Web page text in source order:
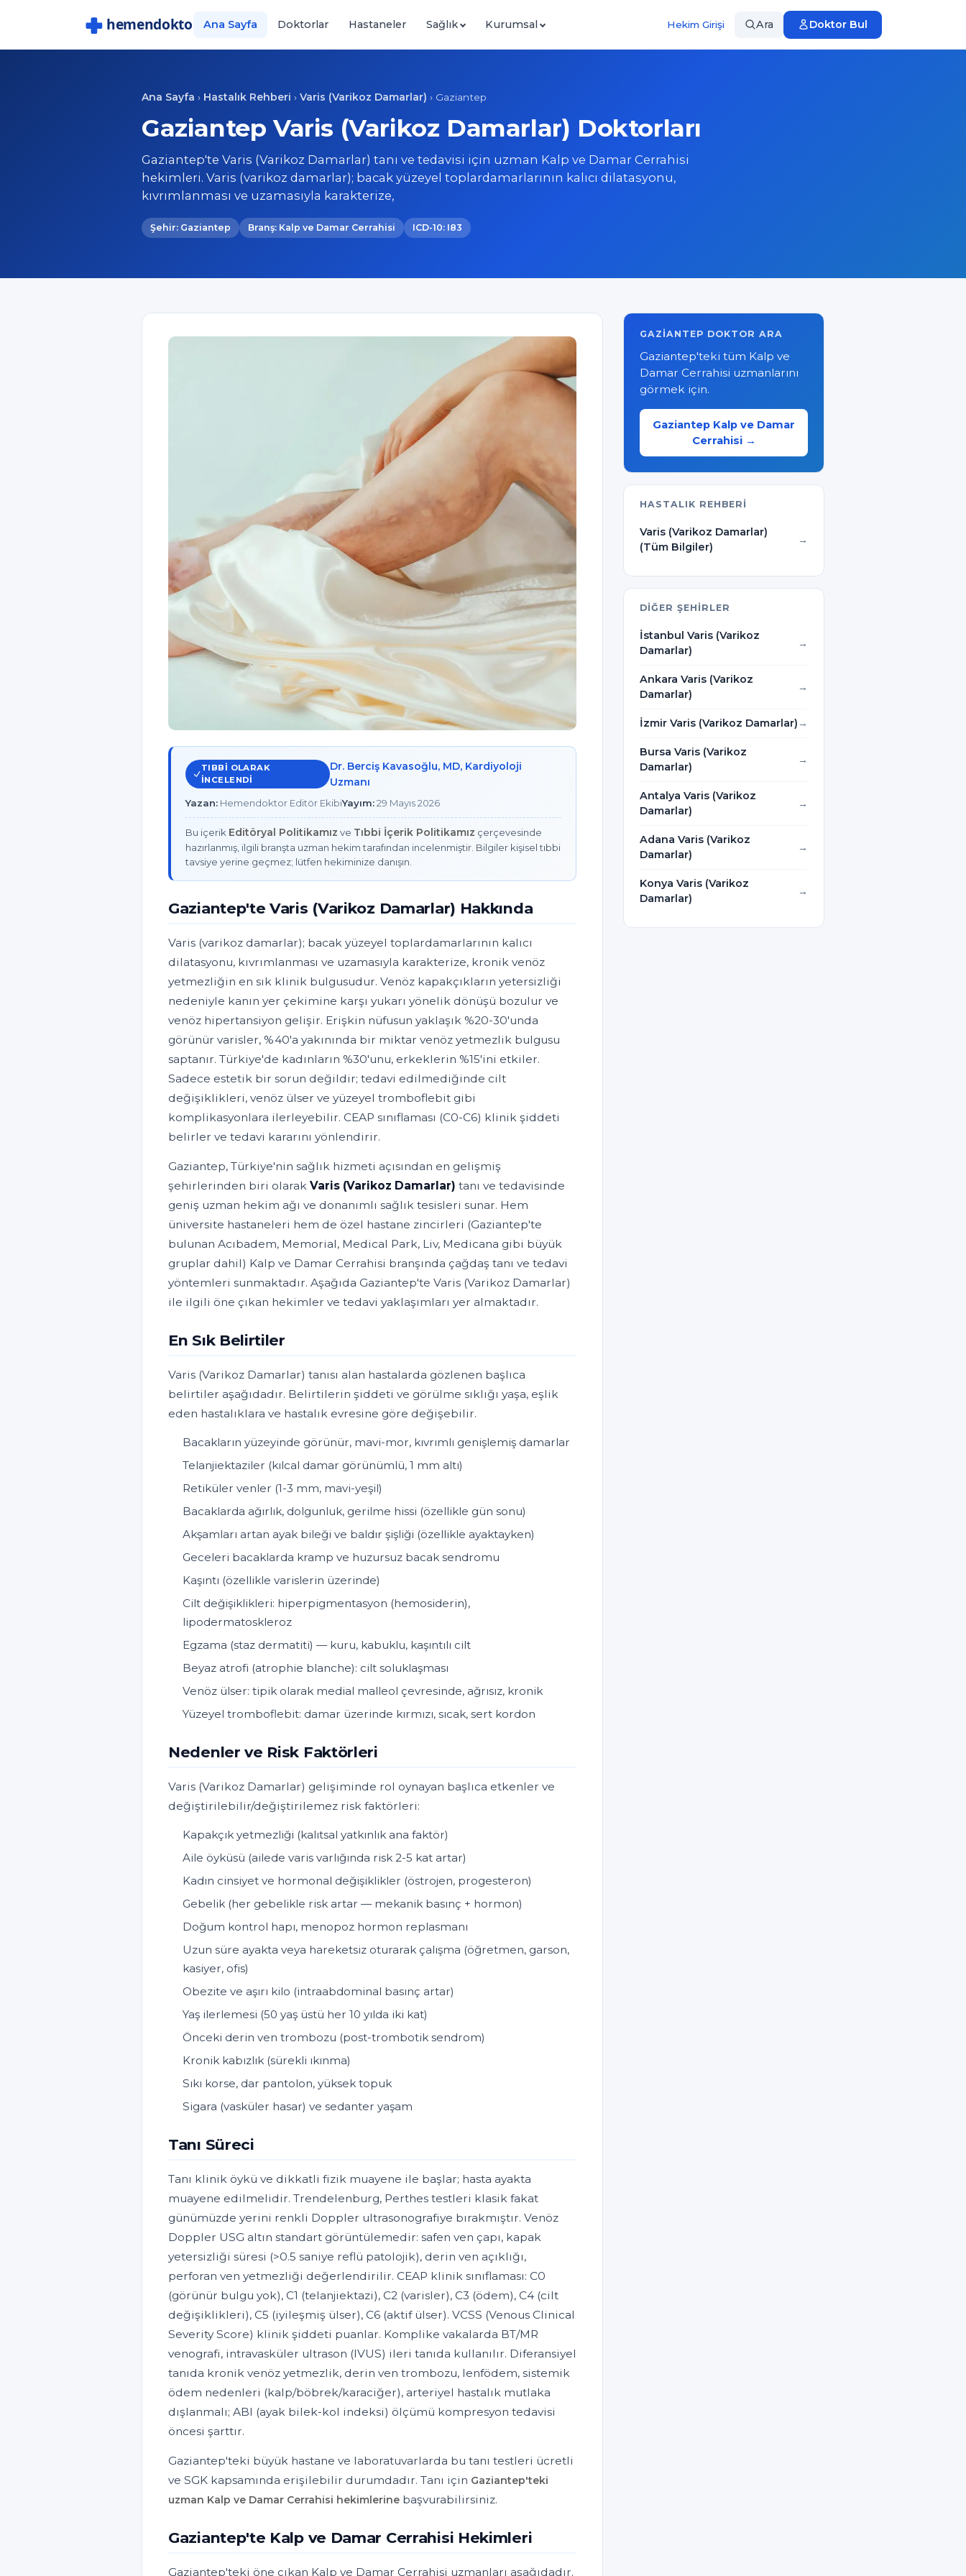
Ana Sayfa Doktorlar Hastaneler Sağlık Kurumsal Hekim Girişi Ara Doktor Bul
Ana Sayfa › Hastalık Rehberi › Varis (Varikoz Damarlar) › Gaziantep
Gaziantep Varis (Varikoz Damarlar) Doktorları
Gaziantep'te Varis (Varikoz Damarlar) tanı ve tedavisi için uzman Kalp ve Damar Cerrahisi
hekimleri. Varis (varikoz damarlar); bacak yüzeyel toplardamarlarının kalıcı dilatasyonu,
kıvrımlanması ve uzamasıyla karakterize,
Şehir: Gaziantep Branş: Kalp ve Damar Cerrahisi ICD-10: I83
TIBBI OLARAK
INCELENDI
Dr. Berciş Kavasoğlu, MD, Kardiyoloji
Uzmanı
Yazan: Hemendoktor Editör EkibiYayım:29 Mayıs 2026
Bu içerik Editöryal Politikamız ve Tıbbi İçerik Politikamız çerçevesinde
hazırlanmış, ilgili branşta uzman hekim tarafından incelenmiştir. Bilgiler kişisel tıbbi
tavsiye yerine geçmez; lütfen hekiminize danışın.
Gaziantep'te Varis (Varikoz Damarlar) Hakkında
Varis (varikoz damarlar); bacak yüzeyel toplardamarlarının kalıcı
dilatasyonu, kıvrımlanması ve uzamasıyla karakterize, kronik venöz
yetmezliğin en sık klinik bulgusudur. Venöz kapakçıkların yetersizliği
nedeniyle kanın yer çekimine karşı yukarı yönelik dönüşü bozulur ve
venöz hipertansiyon gelişir. Erişkin nüfusun yaklaşık %20-30'unda
görünür varisler, %40'a yakınında bir miktar venöz yetmezlik bulgusu
saptanır. Türkiye'de kadınların %30'unu, erkeklerin %15'ini etkiler.
Sadece estetik bir sorun değildir; tedavi edilmediğinde cilt
değişiklikleri, venöz ülser ve yüzeyel tromboflebit gibi
komplikasyonlara ilerleyebilir. CEAP sınıflaması (C0-C6) klinik şiddeti
belirler ve tedavi kararını yönlendirir.
Gaziantep, Türkiye'nin sağlık hizmeti açısından en gelişmiş
şehirlerinden biri olarak Varis (Varikoz Damarlar) tanı ve tedavisinde
geniş uzman hekim ağı ve donanımlı sağlık tesisleri sunar. Hem
üniversite hastaneleri hem de özel hastane zincirleri (Gaziantep'te
bulunan Acıbadem, Memorial, Medical Park, Liv, Medicana gibi büyük
gruplar dahil) Kalp ve Damar Cerrahisi branşında çağdaş tanı ve tedavi
yöntemleri sunmaktadır. Aşağıda Gaziantep'te Varis (Varikoz Damarlar)
ile ilgili öne çıkan hekimler ve tedavi yaklaşımları yer almaktadır.
En Sık Belirtiler
Varis (Varikoz Damarlar) tanısı alan hastalarda gözlenen başlıca
belirtiler aşağıdadır. Belirtilerin şiddeti ve görülme sıklığı yaşa, eşlik
eden hastalıklara ve hastalık evresine göre değişebilir.
Bacakların yüzeyinde görünür, mavi-mor, kıvrımlı genişlemiş damarlar
Telanjiektaziler (kılcal damar görünümlü, 1 mm altı)
Retiküler venler (1-3 mm, mavi-yeşil)
Bacaklarda ağırlık, dolgunluk, gerilme hissi (özellikle gün sonu)
Akşamları artan ayak bileği ve baldır şişliği (özellikle ayaktayken)
Geceleri bacaklarda kramp ve huzursuz bacak sendromu
Kaşıntı (özellikle varislerin üzerinde)
Cilt değişiklikleri: hiperpigmentasyon (hemosiderin),
lipodermatoskleroz
Egzama (staz dermatiti) — kuru, kabuklu, kaşıntılı cilt
Beyaz atrofi (atrophie blanche): cilt soluklaşması
Venöz ülser: tipik olarak medial malleol çevresinde, ağrısız, kronik
Yüzeyel tromboflebit: damar üzerinde kırmızı, sıcak, sert kordon
Nedenler ve Risk Faktörleri
Varis (Varikoz Damarlar) gelişiminde rol oynayan başlıca etkenler ve
değiştirilebilir/değiştirilemez risk faktörleri:
Kapakçık yetmezliği (kalıtsal yatkınlık ana faktör)
Aile öyküsü (ailede varis varlığında risk 2-5 kat artar)
Kadın cinsiyet ve hormonal değişiklikler (östrojen, progesteron)
Gebelik (her gebelikle risk artar — mekanik basınç + hormon)
Doğum kontrol hapı, menopoz hormon replasmanı
Uzun süre ayakta veya hareketsiz oturarak çalışma (öğretmen, garson,
kasiyer, ofis)
Obezite ve aşırı kilo (intraabdominal basınç artar)
Yaş ilerlemesi (50 yaş üstü her 10 yılda iki kat)
Önceki derin ven trombozu (post-trombotik sendrom)
Kronik kabızlık (sürekli ıkınma)
Sıkı korse, dar pantolon, yüksek topuk
Sigara (vasküler hasar) ve sedanter yaşam
Tanı Süreci
Tanı klinik öykü ve dikkatli fizik muayene ile başlar; hasta ayakta
muayene edilmelidir. Trendelenburg, Perthes testleri klasik fakat
günümüzde yerini renkli Doppler ultrasonografiye bırakmıştır. Venöz
Doppler USG altın standart görüntülemedir: safen ven çapı, kapak
yetersizliği süresi (>0.5 saniye reflü patolojik), derin ven açıklığı,
perforan ven yetmezliği değerlendirilir. CEAP klinik sınıflaması: C0
(görünür bulgu yok), C1 (telanjiektazi), C2 (varisler), C3 (ödem), C4 (cilt
değişiklikleri), C5 (iyileşmiş ülser), C6 (aktif ülser). VCSS (Venous Clinical
Severity Score) klinik şiddeti puanlar. Komplike vakalarda BT/MR
venografi, intravasküler ultrason (IVUS) ileri tanıda kullanılır. Diferansiyel
tanıda kronik venöz yetmezlik, derin ven trombozu, lenfödem, sistemik
ödem nedenleri (kalp/böbrek/karaciğer), arteriyel hastalık mutlaka
dışlanmalı; ABI (ayak bilek-kol indeksi) ölçümü kompresyon tedavisi
öncesi şarttır.
Gaziantep'teki büyük hastane ve laboratuvarlarda bu tanı testleri ücretli
ve SGK kapsamında erişilebilir durumdadır. Tanı için Gaziantep'teki
uzman Kalp ve Damar Cerrahisi hekimlerine başvurabilirsiniz.
Gaziantep'te Kalp ve Damar Cerrahisi Hekimleri
Gaziantep'teki öne çıkan Kalp ve Damar Cerrahisi uzmanları aşağıdadır.
GAZIANTEP DOKTOR ARA
Gaziantep'teki tüm Kalp ve
Damar Cerrahisi uzmanlarını
görmek için.
Gaziantep Kalp ve Damar
Cerrahisi →
HASTALIK REHBERI
Varis (Varikoz Damarlar)
(Tüm Bilgiler)
DIĞER ŞEHIRLER
İstanbul Varis (Varikoz
Damarlar)
Ankara Varis (Varikoz
Damarlar)
İzmir Varis (Varikoz Damarlar)
Bursa Varis (Varikoz
Damarlar)
Antalya Varis (Varikoz
Damarlar)
Adana Varis (Varikoz
Damarlar)
Konya Varis (Varikoz
Damarlar)